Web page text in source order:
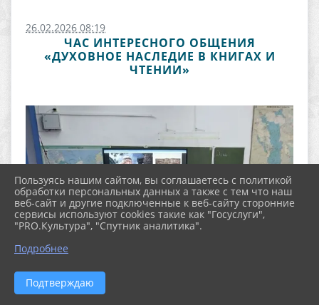
26.02.2026 08:19
ЧАС ИНТЕРЕСНОГО ОБЩЕНИЯ
«ДУХОВНОЕ НАСЛЕДИЕ В КНИГАХ И
ЧТЕНИИ»
Пользуясь нашим сайтом, вы соглашаетесь с политикой
обработки персональных данных а также с тем что наш
веб-сайт и другие подключенные к веб-сайту сторонние
сервисы используют cookies такие как "Госуслуги",
"PRO.Культура", "Спутник аналитика".
Подробнее
Подтверждаю